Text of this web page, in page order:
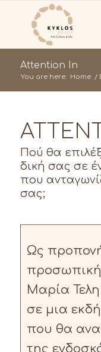
Attention In
You are here: Home /
Πού θα
δική σας σε
που
σας;
Ως
Μαρία
σε μια
που θα
της